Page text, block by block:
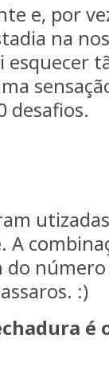
e, por
na
desafios.
A
número
:)
é